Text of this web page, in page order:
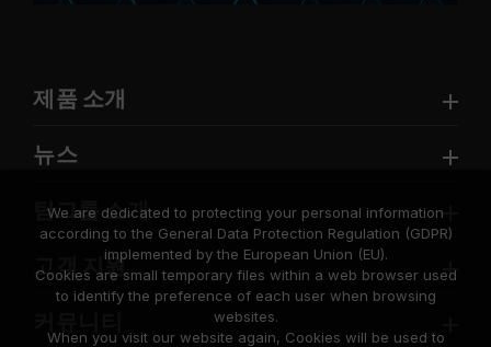
제품 소개
뉴스
팀그룹 소개
고객 지원
We are dedicated to protecting your personal information
according to the General Data Protection Regulation (GDPR)
implemented by the European Union (EU).
Cookies are small temporary files within a web browser used
to identify the preference of each user when browsing
websites.
When you visit our website again, Cookies will be used to